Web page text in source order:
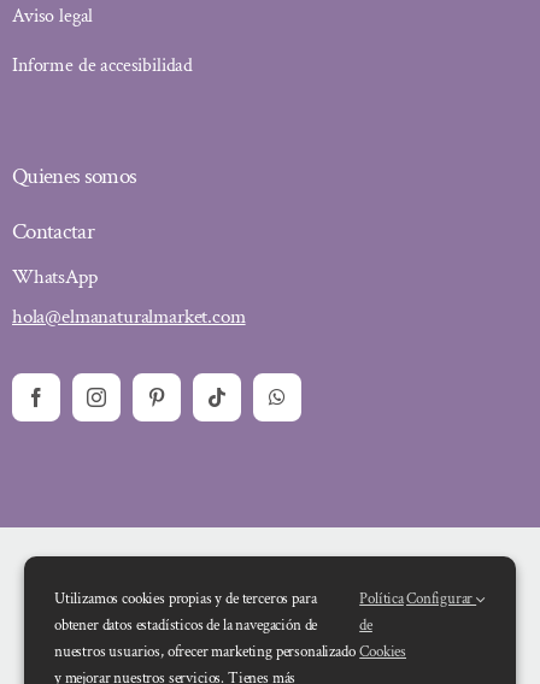
Aviso legal
Informe de accesibilidad
Quienes somos
Contactar
WhatsApp
hola@elmanaturalmarket.com
Utilizamos cookies propias y de terceros para
obtener datos estadísticos de la navegación de
nuestros usuarios, ofrecer marketing personalizado
y mejorar nuestros servicios. Tienes más
Política
de
Cookies
Configurar